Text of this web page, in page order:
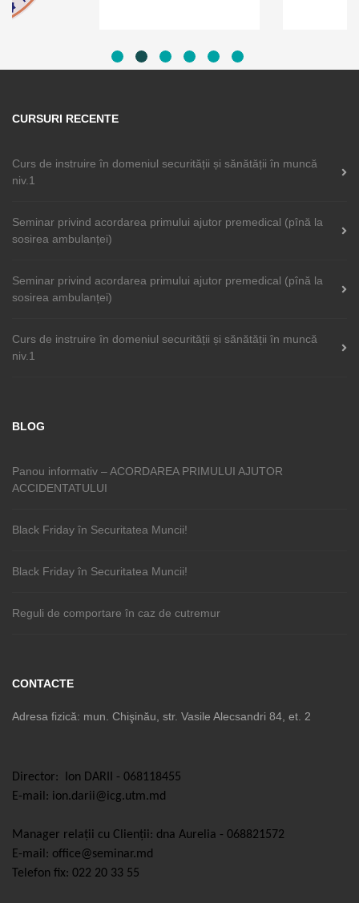
1 2 3 4 5 6
CURSURI RECENTE
Curs de instruire în domeniul securității și sănătății în muncă
niv.1
Seminar privind acordarea primului ajutor premedical (pînă la
sosirea ambulanței)
Seminar privind acordarea primului ajutor premedical (pînă la
sosirea ambulanței)
Curs de instruire în domeniul securității și sănătății în muncă
niv.1
BLOG
Panou informativ – ACORDAREA PRIMULUI AJUTOR
ACCIDENTATULUI
Black Friday în Securitatea Muncii!
Black Friday în Securitatea Muncii!
Reguli de comportare în caz de cutremur
CONTACTE
Adresa fizică: mun. Chişinău, str. Vasile Alecsandri 84, et. 2
Director: Ion DARII - 068118455
E-mail: ion.darii@icg.utm.md
Manager relații cu Clienții: dna Aurelia - 068821572
E-mail: office@seminar.md
Telefon fix: 022 20 33 55